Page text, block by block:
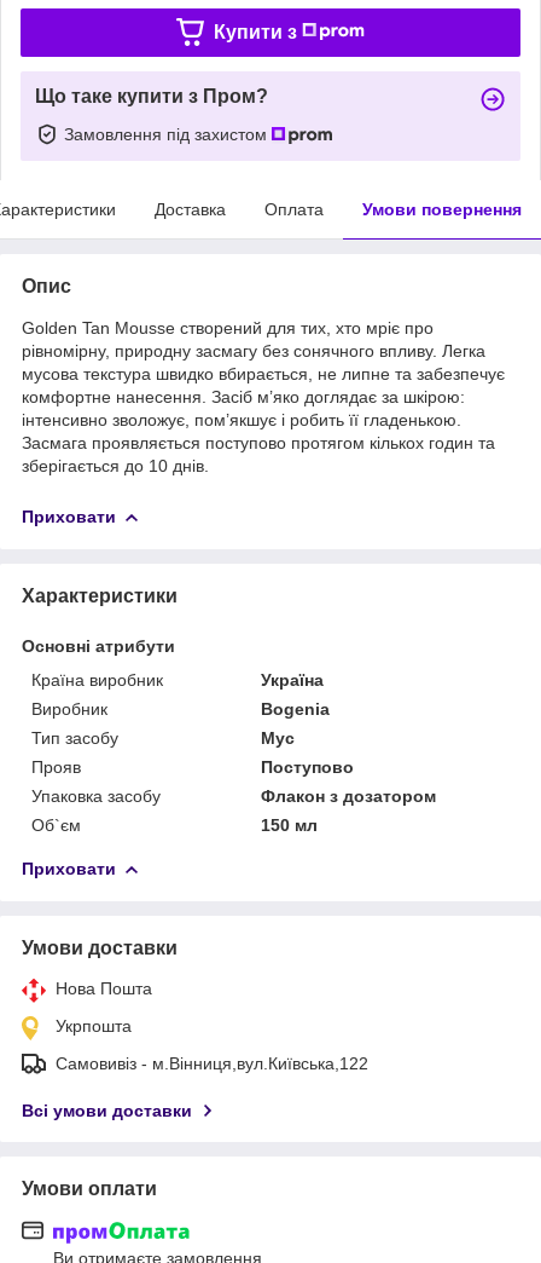
Купити з
Що таке купити з Пром?
Замовлення під захистом
Доставка Оплата Умови повернення
Опис
Golden Tan Mousse створений для тих, хто мріє про
рівномірну, природну засмагу без сонячного впливу. Легка
мусова текстура швидко вбирається, не липне та забезпечує
комфортне нанесення. Засіб м’яко доглядає за шкірою:
інтенсивно зволожує, пом’якшує і робить її гладенькою.
Засмага проявляється поступово протягом кількох годин та
зберігається до 10 днів.
Приховати
Характеристики
Основні атрибути
Країна виробник
Україна
Виробник
Bogenia
Тип засобу
Мус
Прояв
Поступово
Упаковка засобу
Флакон з дозатором
Об`єм
150 мл
Приховати
Умови доставки
Нова Пошта
Укрпошта
Самовивіз - м.Вінниця,вул.Київська,122
Всі умови доставки
Умови оплати
Ви отримаєте замовлення